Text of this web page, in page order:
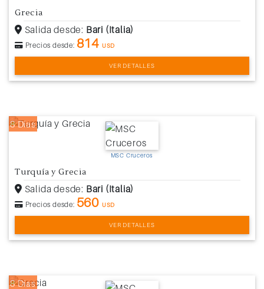
Grecia
Salida desde: Bari (Italia)
Precios desde: 814 USD
VER DETALLES
8 Días
MSC Cruceros
Turquía y Grecia
Salida desde: Bari (Italia)
Precios desde: 560 USD
VER DETALLES
8 Días